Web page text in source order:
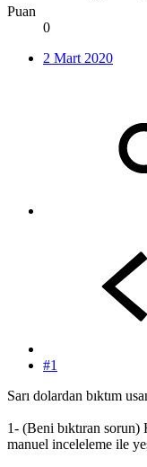
Puan
0
2 Mart 2020
#1
Sarı dolardan bıktım
1- (Beni bıktıran sorun)
manuel inceleleme ile